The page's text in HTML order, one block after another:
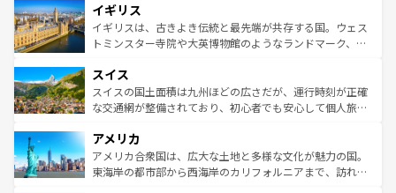
いる。シャンパンの発祥地であるランス、プロヴァンスの
香り高いラベンダー畑など、多彩な楽しみ方が可能だ。さ
らに、パリ以外の地域にも魅力が溢れており、どの街角に
れる地方に足を運ぶとそれぞれで全く異なる文化を体験で
きるだろう。 なお、新着のフランス情報はコンテンツ一覧
を参照してほしい。
顔を持つこの国は、どこを歩いても飽きることがない。ベ
ルリンの文化的活気、バイエルン州のアルプスの絶景、そ
してライン川沿いのワイン畑といった風景は必見。ビール
は、お酒好きな人にはぜひ体験してほしい。 なお、新着の
ドイツ情報はコンテンツ一覧を参照してほしい。
イギリス
イギリスは、古きよき伝統と最先端が共存する国。ウェス
トミンスター寺院や大英博物館のようなランドマーク、歴
リアごとに異なる魅力がある。また、優雅なアフタヌーン
ティー、ビール好きにはたまらない英国パブ、サッカー観
戦など、本場だからこそできる体験も豊富。イギリスを旅
ンツ一覧を参照してほしい。
スイス
スイスの国土面積は九州ほどの広さだが、運行時刻が正確
な交通網が整備されており、初心者でも安心して個人旅行
の建物がそのまま残る町や、スイスならではのユニークな
博物館もあり、アルプス観光だけでなく町歩きも満喫する
ことができる。国民の所得が高いため物価も高いが、旅行
アメリカ
アメリカ合衆国は、広大な土地と多様な文化が魅力の国。
東海岸の都市部から西海岸のカリフォルニアまで、訪れる